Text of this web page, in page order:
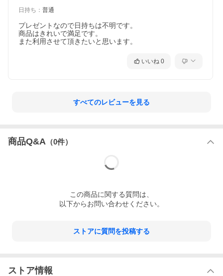
日持ち ： 普通
プレゼントなので日持ちは不明です。
商品はきれいで満足です。
また利用させて頂きたいと思います。
いいね 0
すべてのレビューを見る
商品Q&A （0件）
この商品に関する質問は、
以下からお問い合わせください。
ストアに質問を投稿する
ストア情報